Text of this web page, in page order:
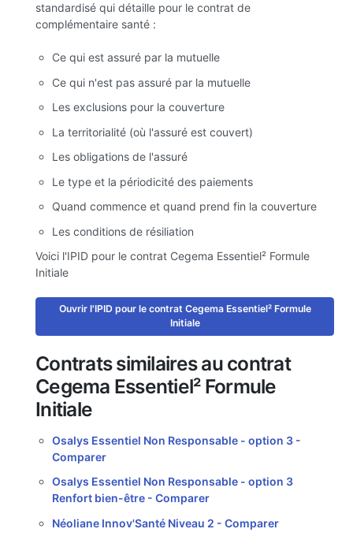
standardisé qui détaille pour le contrat de
complémentaire santé :
Ce qui est assuré par la mutuelle
Ce qui n'est pas assuré par la mutuelle
Les exclusions pour la couverture
La territorialité (où l'assuré est couvert)
Les obligations de l'assuré
Le type et la périodicité des paiements
Quand commence et quand prend fin la couverture
Les conditions de résiliation
Voici l'IPID pour le contrat Cegema Essentiel² Formule
Initiale
Ouvrir l'IPID pour le contrat Cegema Essentiel² Formule
Initiale
Contrats similaires au contrat
Cegema Essentiel² Formule
Initiale
Osalys Essentiel Non Responsable - option 3 -
Comparer
Osalys Essentiel Non Responsable - option 3
Renfort bien-être - Comparer
Néoliane Innov'Santé Niveau 2 - Comparer